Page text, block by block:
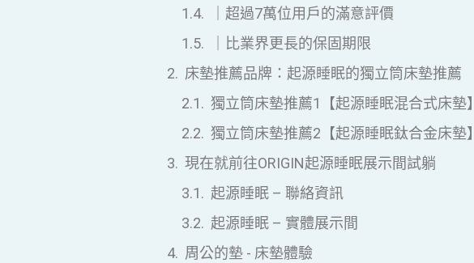
｜超過7萬位用戶的滿意評價
｜比業界更長的保固期限
床墊推薦品牌：起源睡眠的獨立筒床墊推薦
獨立筒床墊推薦1【起源睡眠混合式床墊】
獨立筒床墊推薦2【起源睡眠鈦合金床墊】
現在就前往ORIGIN起源睡眠展示間試躺
起源睡眠 – 聯絡資訊
起源睡眠 – 實體展示間
周公的墊 - 床墊體驗